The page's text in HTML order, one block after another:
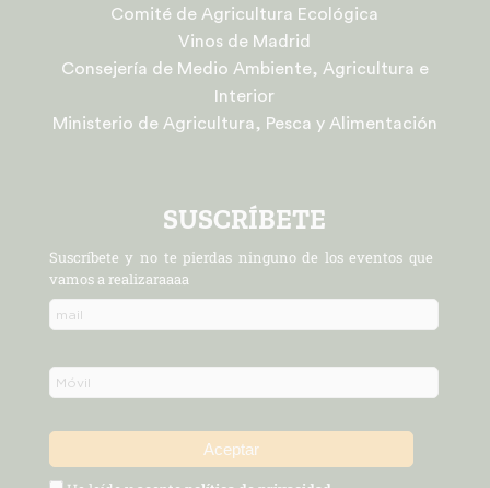
Comité de Agricultura Ecológica
Vinos de Madrid
Consejería de Medio Ambiente, Agricultura e
Interior
Ministerio de Agricultura, Pesca y Alimentación
SUSCRÍBETE
Suscríbete y no te pierdas ninguno de los eventos que
vamos a realizaraaaa